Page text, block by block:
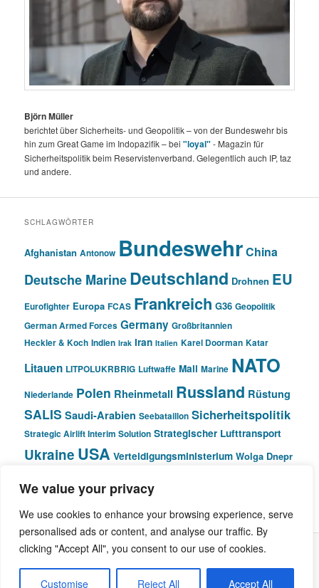
We value your privacy
We use cookies to enhance your browsing experience, serve
personalised ads or content, and analyse our traffic. By
clicking "Accept All", you consent to our use of cookies.
Customise Reject All Accept All
Björn Müller
berichtet über Sicherheits- und Geopolitik – von der Bundeswehr bis
hin zum Great Game im Indopazifik – bei"loyal" - Magazin für
Sicherheitspolitik beim Reservistenverband. Gelegentlich auch IP, taz
und andere.
SCHLAGWÖRTER
Afghanistan Antonow BundeswehrChina
Deutsche MarineDeutschland Drohnen EU
Eurofighter Europa FCAS Frankreich G36 Geopolitik
German Armed Forces Germany Großbritannien
Heckler & Koch Indien Irak Iran Italien Karel Doorman Katar
Litauen LITPOLUKRBRIG Luftwaffe Mali Marine NATO
Niederlande Polen Rheinmetall Russland Rüstung
SALIS Saudi-Arabien Seebataillon Sicherheitspolitik
Strategic Airlift Interim Solution Strategischer Lufttransport
Ukraine USA Verteidigungsministerium Wolga Dnepr
© Pivot Area